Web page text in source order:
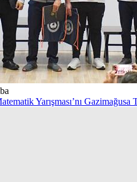
Yarışması’nı